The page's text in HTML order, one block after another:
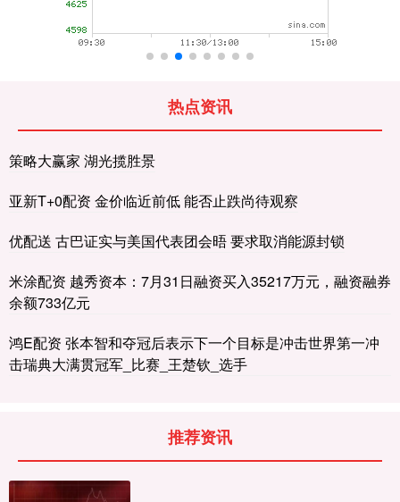
热点资讯
策略大赢家 湖光揽胜景
亚新T+0配资 金价临近前低 能否止跌尚待观察
优配送 古巴证实与美国代表团会晤 要求取消能源封锁
米涂配资 越秀资本：7月31日融资买入35217万元，融资融券
余额733亿元
鸿E配资 张本智和夺冠后表示下一个目标是冲击世界第一冲
击瑞典大满贯冠军_比赛_王楚钦_选手
推荐资讯